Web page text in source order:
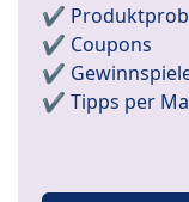
✔️
✔️ Coupons
✔️
✔️ Tipps per